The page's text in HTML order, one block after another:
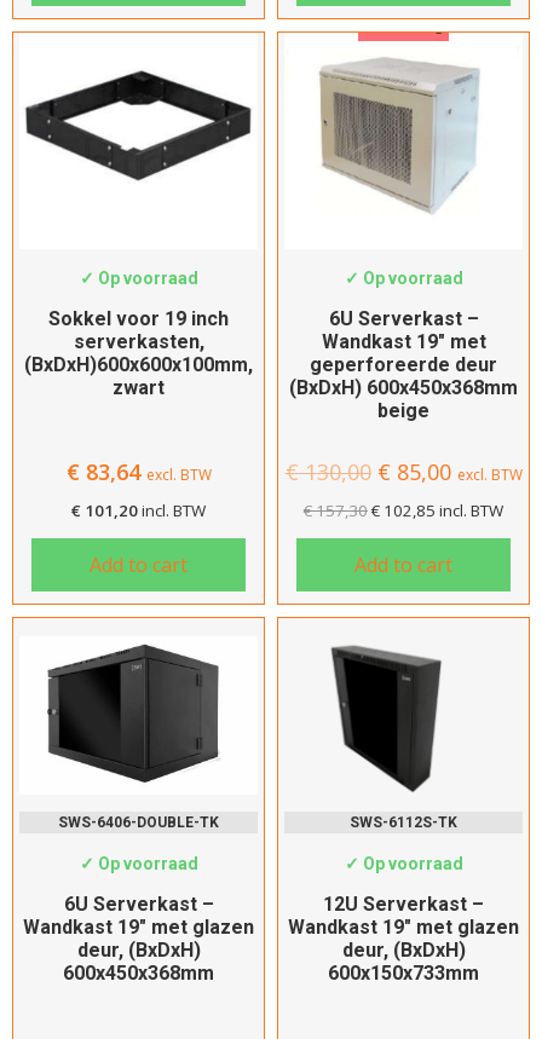
✓ Op voorraad
Sokkel voor 19 inch
serverkasten,
(BxDxH)600x600x100mm,
zwart
€83,64 excl. BTW
€ 101,20incl. BTW
Add to cart
Aanbieding
✓ Op voorraad
6U Serverkast –
Wandkast 19″ met
geperforeerde deur
(BxDxH) 600x450x368mm
beige
€130,00 € 85,00 excl. BTW
€157,30€ 102,85 incl. BTW
Add to cart
SWS-6406-DOUBLE-TK
✓ Op voorraad
6U Serverkast –
Wandkast 19″ met glazen
deur, (BxDxH)
600x450x368mm
SWS-6112S-TK
✓ Op voorraad
12U Serverkast –
Wandkast 19″ met glazen
deur, (BxDxH)
600x150x733mm
2delig geperf.
Geperforeerd
Staal
Filters verwijderen